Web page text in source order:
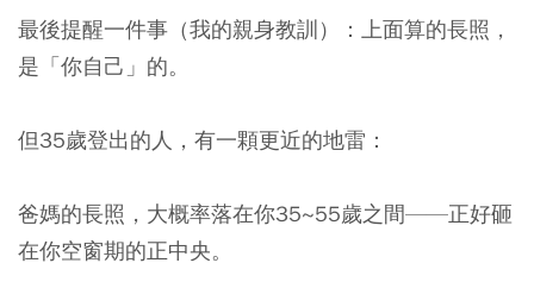
最後提醒一件事（我的親身教訓）：上面算的長照，
是「你自己」的。
但35歲登出的人，有一顆更近的地雷：
爸媽的長照，大概率落在你35~55歲之間——正好砸
在你空窗期的正中央。